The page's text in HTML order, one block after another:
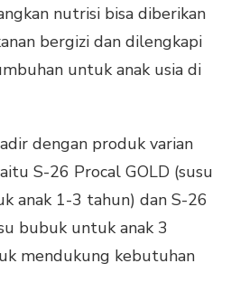
nutrisi bisa diberikan
bergizi dan dilengkapi
untuk anak usia di
dengan produk varian
S-26 Procal GOLD (susu
anak 1-3 tahun) dan S-26
bubuk untuk anak 3
mendukung kebutuhan